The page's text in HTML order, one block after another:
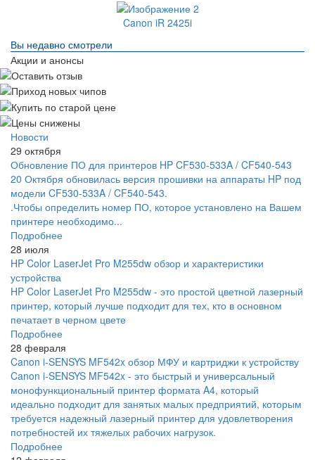
Canon iR 2425i
Вы недавно смотрели
Акции и анонсы
Новости
29 октября
Обновление ПО для принтеров HP CF530-533A / CF540-543
20 Октября обновилась версия прошивки на аппараты HP под
модели CF530-533A / CF540-543.
.Чтобы определить номер ПО, которое установлено на Вашем
принтере необходимо...
Подробнее
28 июля
HP Color LaserJet Pro M255dw обзор и характеристики
устройства
HP Color LaserJet Pro M255dw - это простой цветной лазерный
принтер, который лучше подходит для тех, кто в основном
печатает в черном цвете
Подробнее
28 февраля
Canon i-SENSYS MF542x обзор МФУ и картриджи к устройству
Canon i-SENSYS MF542x - это быстрый и универсальный
монофункциональный принтер формата A4, который
идеально подходит для занятых малых предприятий, которым
требуется надежный лазерный принтер для удовлетворения
потребностей их тяжелых рабочих нагрузок.
Подробнее